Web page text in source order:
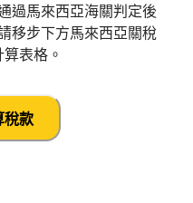
過馬來西亞海關判定後
移步下方馬來西亞關稅
表格。
稅款